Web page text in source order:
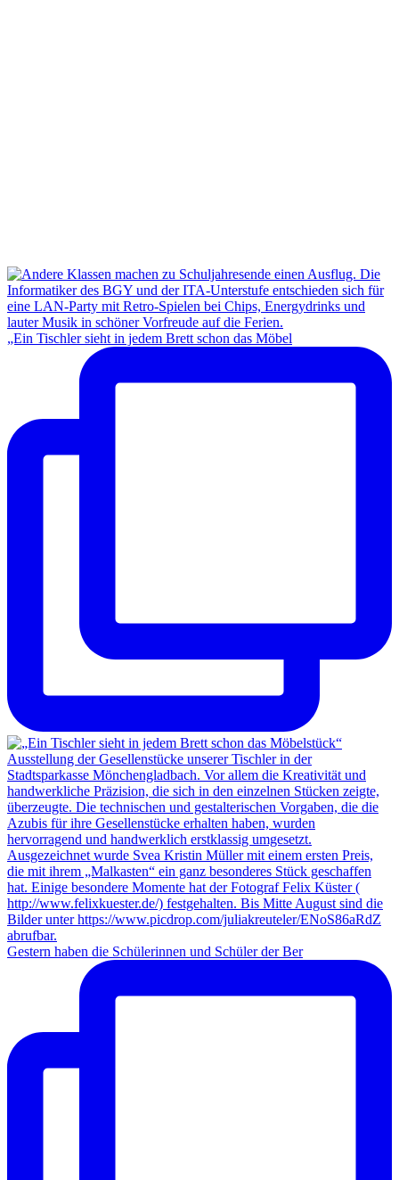
„Ein Tischler sieht in jedem Brett schon das Möbel
Gestern haben die Schülerinnen und Schüler der Ber